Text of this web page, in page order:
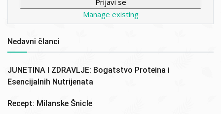
Manage existing
Nedavni članci
JUNETINA I ZDRAVLJE: Bogatstvo Proteina i
Esencijalnih Nutrijenata
Recept: Milanske Šnicle